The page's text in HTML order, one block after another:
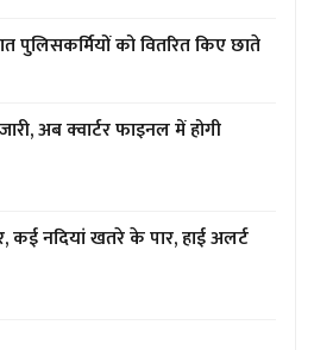
पुलिसकर्मियों को वितरित किए छाते
अब क्वार्टर फाइनल में होगी
कई नदियां खतरे के पार, हाई अलर्ट